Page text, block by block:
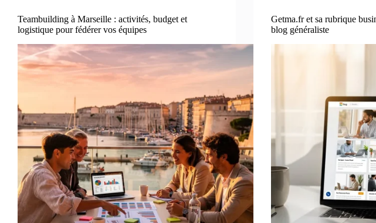
Teambuilding à Marseille : activités, budget et
logistique pour fédérer vos équipes
Getma.fr et sa rubrique
blog généraliste